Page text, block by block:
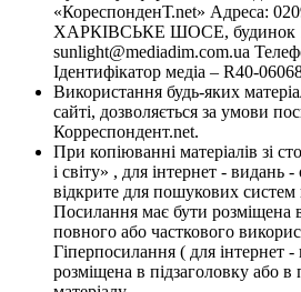
«КореспонденТ.net» Адреса:
ХАРКІВСЬКЕ ШОСЕ, будинок
sunlight@mediadim.com.ua
Ідентифікатор медіа – R40-
Використання будь-яких
сайті, дозволяється за умови
Корреспондент.net.
При копіюванні матеріалів зі
і світу» , для інтернет - видань
відкрите для пошукових систем
Посилання має бути розміщена
повного або часткового
Гіперпосилання ( для інтернет
розміщена в підзаголовку або в